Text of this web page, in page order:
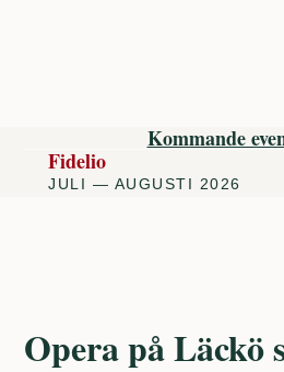
Kommande
Fidelio
JULI — AUGUSTI 2026
Opera på Läckö